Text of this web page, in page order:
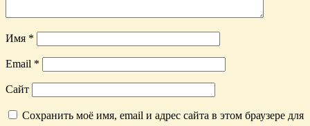
Имя *
Email *
Сайт
Сохранить моё имя, email и адрес сайта в этом браузере для